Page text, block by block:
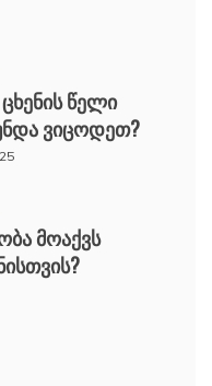
წელი
ვიცოდეთ?
მოაქვს